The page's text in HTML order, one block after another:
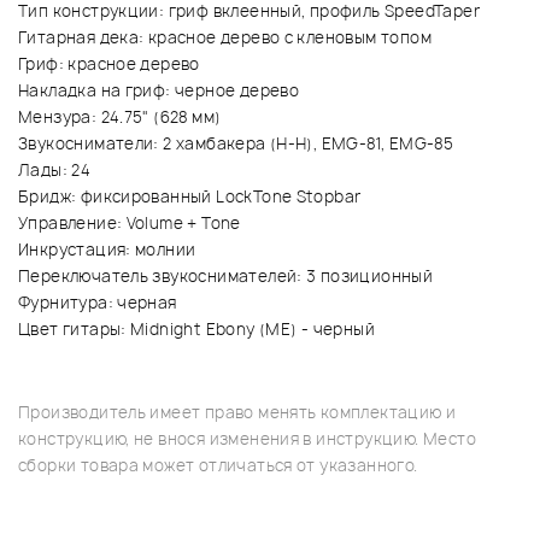
Тип конструкции: гриф вклеенный, профиль SpeedTaper
Гитарная дека: красное дерево с кленовым топом
Гриф: красное дерево
Накладка на гриф: черное дерево
Мензура: 24.75" (628 мм)
Звукосниматели: 2 хамбакера (H-H), EMG-81, EMG-85
Лады: 24
Бридж: фиксированный LockTone Stopbar
Управление: Volume + Tone
Инкрустация: молнии
Переключатель звукоснимателей: 3 позиционный
Фурнитура: черная
Цвет гитары: Midnight Ebony (ME) - черный
Производитель имеет право менять комплектацию и
конструкцию, не внося изменения в инструкцию. Место
сборки товара может отличаться от указанного.